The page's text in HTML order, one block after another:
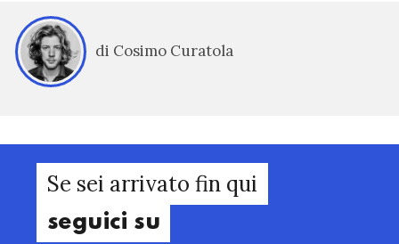
di Cosimo Curatola
Se sei arrivato fin qui
seguici su